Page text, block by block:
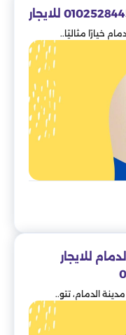
خيارًا مثاليًا..
للايجار
الدمام، تتو..